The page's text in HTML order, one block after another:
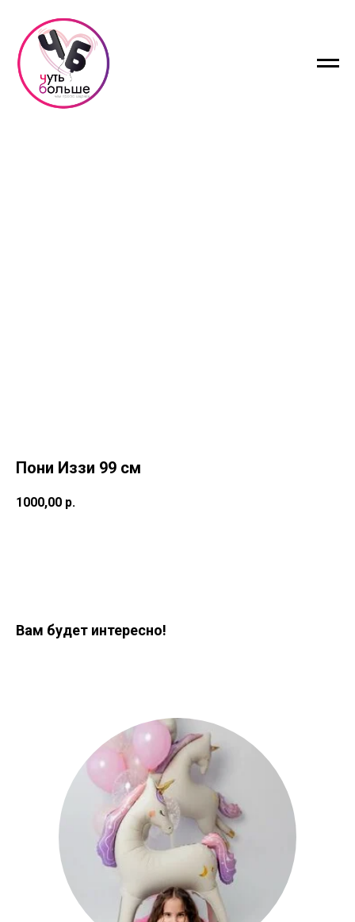
Пони Иззи 99 см
1000,00 р.
Вам будет интересно!